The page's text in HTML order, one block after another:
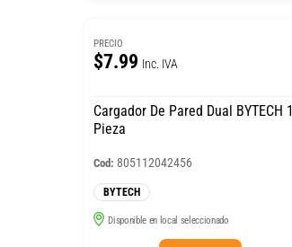
PRECIO
$7.99 Inc. IVA
Cargador De Pared Dual BYTECH 1
Pieza
Cod: 805112042456
BYTECH
Disponible en local seleccionado